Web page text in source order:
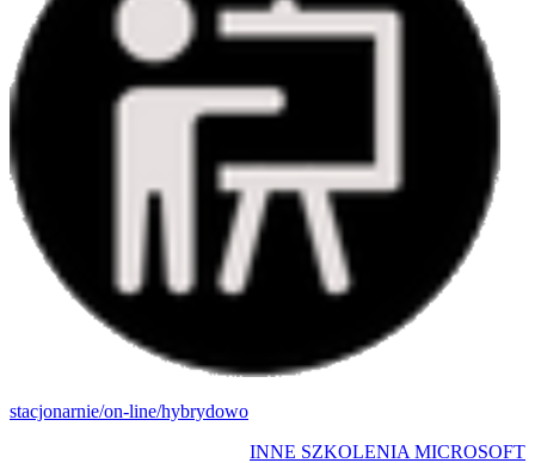
stacjonarnie/on-line/hybrydowo
INNE SZKOLENIA MICROSOFT